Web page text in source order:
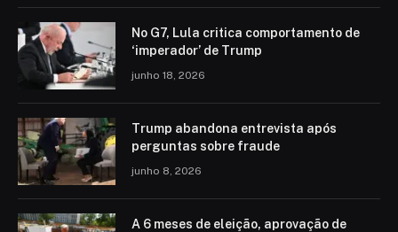
No G7, Lula critica comportamento de
‘imperador’ de Trump
junho 18, 2026
Trump abandona entrevista após
perguntas sobre fraude
junho 8, 2026
A 6 meses de eleição, aprovação de